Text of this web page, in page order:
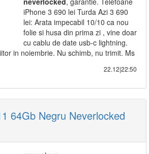
iPhone 3 690 lei Turda Azi 3 690
lei: Arata impecabil 10/10 ca nou
folie si husa din prima zi , vine doar
cu cablu de date usb-c lightning.
in noiembrie. Nu schimb, nu trimit. Ms
22.12|22:50
64Gb Negru Neverlocked